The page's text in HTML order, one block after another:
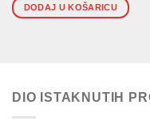
DODAJ U KOŠARICU
DIO ISTAKNUTIH